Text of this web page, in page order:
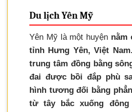
Du lịch Yên Mỹ
Yên Mỹ là một huyện nằm
tỉnh Hưng Yên, Việt Nam.
trung tâm đồng bằng
đai được bồi đắp phù
hình tương đối bằng
từ tây bắc xuống đông